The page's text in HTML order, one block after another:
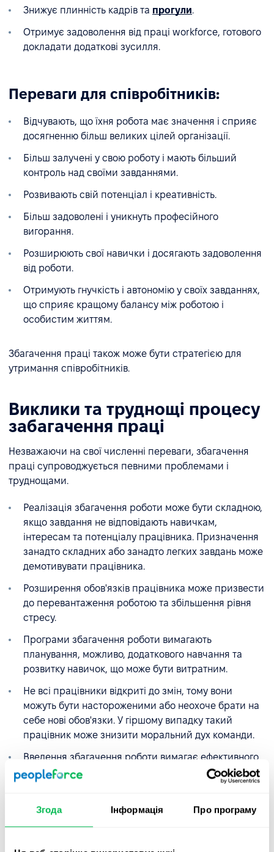
Згода Інформація Про програму
Знижує плинність кадрів та прогули.
Отримує задоволення від праці workforce, готового
докладати додаткові зусилля.
Переваги для співробітників:
Відчувають, що їхня робота має значення і сприяє
досягненню більш великих цілей організації.
Більш залучені у свою роботу і мають більший
контроль над своїми завданнями.
Розвивають свій потенціал і креативність.
Більш задоволені і уникнуть професійного
вигорання.
Розширюють свої навички і досягають задоволення
від роботи.
Отримують гнучкість і автономію у своїх завданнях,
що сприяє кращому балансу між роботою і
особистим життям.
Збагачення праці також може бути стратегією для
утримання співробітників.
Виклики та труднощі процесу
забагачення праці
Незважаючи на свої численні переваги, збагачення
праці супроводжується певними проблемами і
труднощами.
Реалізація збагачення роботи може бути складною,
якщо завдання не відповідають навичкам,
інтересам та потенціалу працівника. Призначення
занадто складних або занадто легких завдань може
демотивувати працівника.
Розширення обов'язків працівника може призвести
до перевантаження роботою та збільшення рівня
стресу.
Програми збагачення роботи вимагають
планування, можливо, додаткового навчання та
розвитку навичок, що може бути витратним.
Не всі працівники відкриті до змін, тому вони
можуть бути настороженими або неохоче брати на
себе нові обов'язки. У гіршому випадку такий
працівник може знизити моральний дух команди.
Введення збагачення роботи вимагає ефективного
управління змінами, включаючи спілкування з
командами та управління їхніми очікуваннями.
непорозумінь і зниження морального духу команди.